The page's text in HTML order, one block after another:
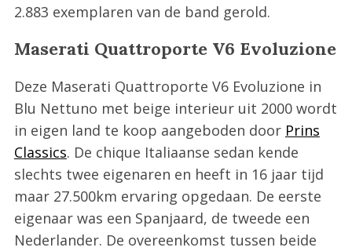
2.883 exemplaren van de band gerold.
Maserati Quattroporte V6 Evoluzione
Deze Maserati Quattroporte V6 Evoluzione in
Blu Nettuno met beige interieur uit 2000 wordt
in eigen land te koop aangeboden door Prins
Classics. De chique Italiaanse sedan kende
slechts twee eigenaren en heeft in 16 jaar tijd
maar 27.500km ervaring opgedaan. De eerste
eigenaar was een Spanjaard, de tweede een
Nederlander. De overeenkomst tussen beide